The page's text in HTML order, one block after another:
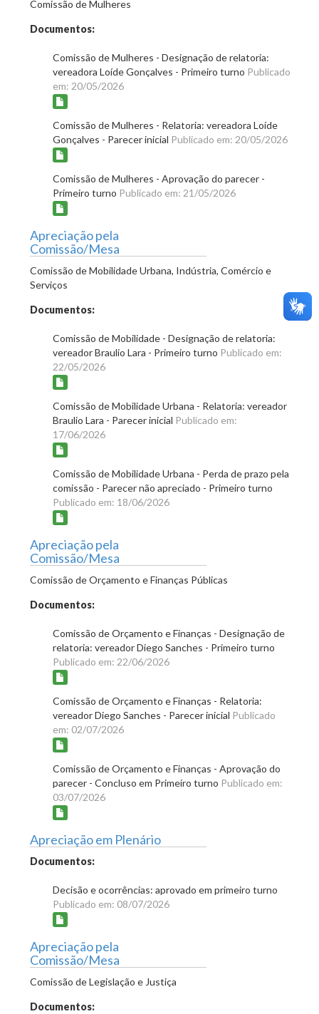
Comissão de Mulheres
Documentos:
Comissão de Mulheres - Designação de relatoria:
vereadora Loíde Gonçalves - Primeiro turno Publicado
em: 20/05/2026
Comissão de Mulheres - Relatoria: vereadora Loíde
Gonçalves - Parecer inicial Publicado em: 20/05/2026
Comissão de Mulheres - Aprovação do parecer -
Primeiro turno Publicado em: 21/05/2026
Apreciação pela
Comissão/Mesa
Comissão de Mobilidade Urbana, Indústria, Comércio e
Serviços
Documentos:
Comissão de Mobilidade - Designação de relatoria:
vereador Braulio Lara - Primeiro turno Publicado em:
22/05/2026
Comissão de Mobilidade Urbana - Relatoria: vereador
Braulio Lara - Parecer inicial Publicado em:
17/06/2026
Comissão de Mobilidade Urbana - Perda de prazo pela
comissão - Parecer não apreciado - Primeiro turno
Publicado em: 18/06/2026
Apreciação pela
Comissão/Mesa
Comissão de Orçamento e Finanças Públicas
Documentos:
Comissão de Orçamento e Finanças - Designação de
relatoria: vereador Diego Sanches - Primeiro turno
Publicado em: 22/06/2026
Comissão de Orçamento e Finanças - Relatoria:
vereador Diego Sanches - Parecer inicial Publicado
em: 02/07/2026
Comissão de Orçamento e Finanças - Aprovação do
parecer - Concluso em Primeiro turno Publicado em:
03/07/2026
Apreciação em Plenário
Documentos:
Decisão e ocorrências: aprovado em primeiro turno
Publicado em: 08/07/2026
Apreciação pela
Comissão/Mesa
Comissão de Legislação e Justiça
Documentos: